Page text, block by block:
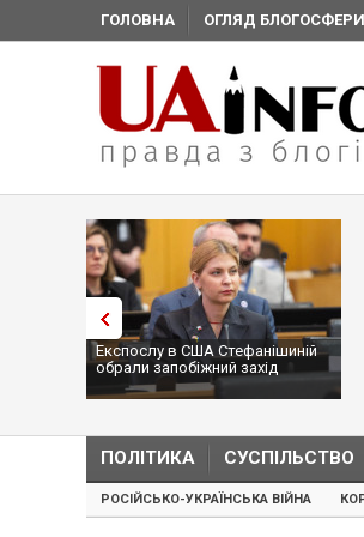
ГОЛОВНА ОГЛЯД БЛОГОСФЕРИ
Експослу в США Стефанішиній
обрали запобіжний захід
ПОЛІТИКА СУСПІЛЬСТВО
РОСІЙСЬКО-УКРАЇНСЬКА ВІЙНА